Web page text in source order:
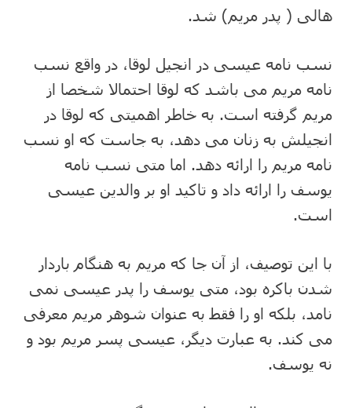
هالی ( پدر مریم) شد.
نسب نامه عیسی در انجیل لوقا، در واقع نسب
نامه مریم می باشد که لوقا احتمالا شخصا از
مریم گرفته است. به خاطر اهمیتی که لوقا در
انجیلش به زنان می دهد، به جاست که او نسب
نامه مریم را ارائه دهد. اما متی نسب نامه
یوسف را ارائه داد و تاکید او بر والدین عیسی
است.
با این توصیف، از آن جا که مریم به هنگام باردار
شدن باکره بود، متی یوسف را پدر عیسی نمی
نامد، بلکه او را فقط به عنوان شوهر مریم معرفی
می کند. به عبارت دیگر، عیسی پسر مریم بود و
نه یوسف.